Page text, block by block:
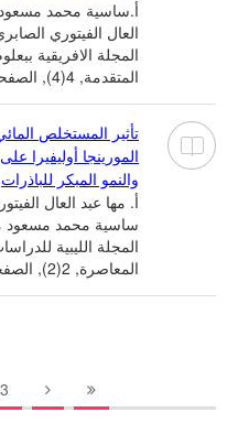
أ.ساسية محمد
العال الفيتوري الصابري (12-
المجلة الافريقية
المتقدمة, 4(4), الصفحات 841-851.
تأثير المستخلص
المورينجا أوليفيرا
والنمو المبكر للباذرات
أ. مها عبد العال
ساسية محمد مسعود محمد
المجلة الليبية
المعاصرة, 2(2), الصفحات 187-196.
3